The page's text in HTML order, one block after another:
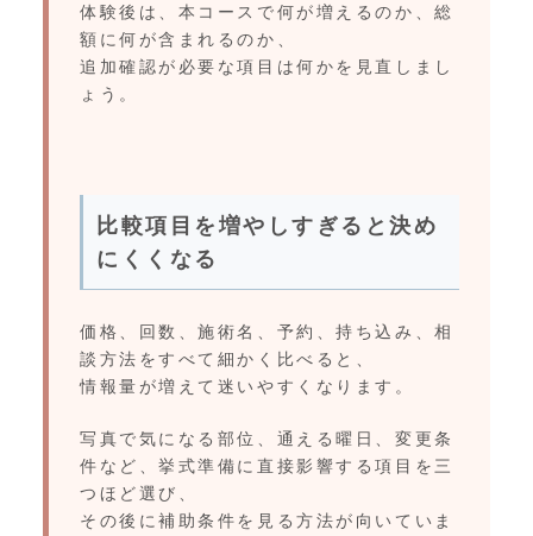
体験後は、本コースで何が増えるのか、総
額に何が含まれるのか、
追加確認が必要な項目は何かを見直しまし
ょう。
比較項目を増やしすぎると決め
にくくなる
価格、回数、施術名、予約、持ち込み、相
談方法をすべて細かく比べると、
情報量が増えて迷いやすくなります。
写真で気になる部位、通える曜日、変更条
件など、挙式準備に直接影響する項目を三
つほど選び、
その後に補助条件を見る方法が向いていま